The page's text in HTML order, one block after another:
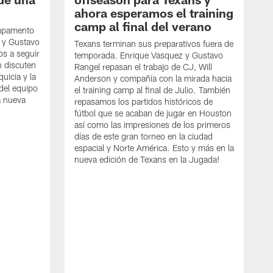
Gustavo
a seguir
discuten
y la
equipo
nueva
ahora esperamos el training
camp al final del verano
Texans terminan sus preparativos fuera de
temporada. Enrique Vasquez y Gustavo
Rangel repasan el trabajo de CJ, Will
Anderson y compañía con la mirada hacia
el training camp al final de Julio. También
repasamos los partidos históricos de
fútbol que se acaban de jugar en Houston
así como las impresiones de los primeros
días de este gran torneo en la ciudad
espacial y Norte América. Esto y más en la
nueva edición de Texans en la Jugada!